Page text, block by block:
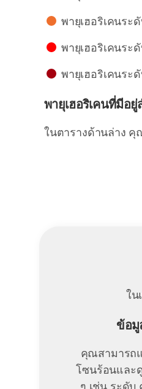
พายุเฮอริเคนระ
พายุเฮอริเคนระ
พายุเฮอริเคนระ
พายุเฮอริเคนที่มีอ
ในตารางด้านล่าง คุ
ใน
ข้อมู
คุณสามารถ
โซนร้อนและ